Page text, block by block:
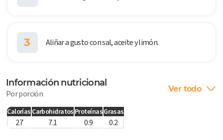
3 Aliñar a gusto con sal, aceite y limón.
Información nutricional
Por porción Ver todo
Calorías Carbohidratos ProteínasGrasas
27 7.1 0.9 0.2